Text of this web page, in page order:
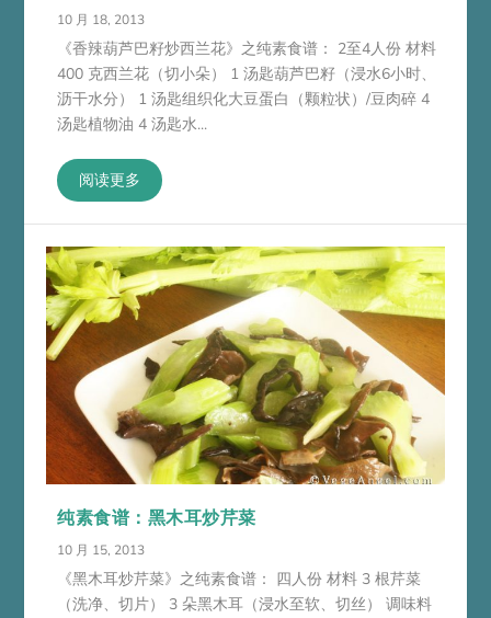
10 月 18, 2013
《香辣葫芦巴籽炒西兰花》之纯素食谱： 2至4人份 材料
400 克西兰花（切小朵） 1 汤匙葫芦巴籽（浸水6小时、
沥干水分） 1 汤匙组织化大豆蛋白（颗粒状）/豆肉碎 4
汤匙植物油 4 汤匙水...
阅读更多
纯素食谱：黑木耳炒芹菜
10 月 15, 2013
《黑木耳炒芹菜》之纯素食谱： 四人份 材料 3 根芹菜
（洗净、切片） 3 朵黑木耳（浸水至软、切丝） 调味料